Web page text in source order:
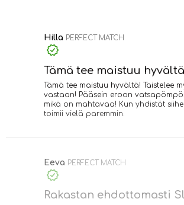
Hilla PERFECT MATCH
Tämä tee maistuu
Tämä tee maistuu hyvältä! Taistelee
vastaan! Pääsein eroon
mikä on mahtavaa! Kun yhdistät
toimii vielä paremmin.
Eeva PERFECT MATCH
Rakastan ehdottomasti